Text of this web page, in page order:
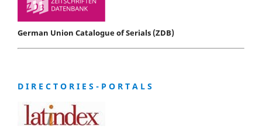
German Union Catalogue of Serials (ZDB)
D I R E C T O R I E S - P O R T A L S